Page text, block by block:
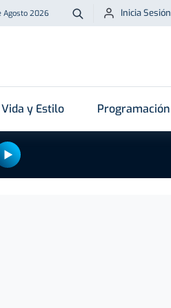
Agosto 2026 Buscar
Inicia Sesión
Vida y Estilo Programación